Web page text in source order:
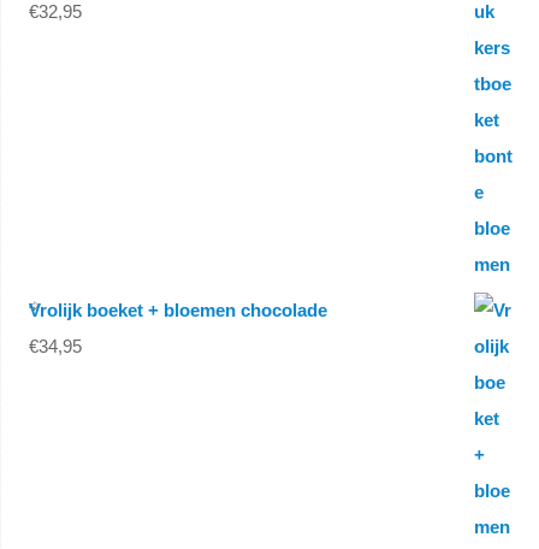
€32,95
Vrolijk boeket + bloemen chocolade
€34,95